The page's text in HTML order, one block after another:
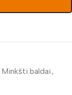
Minkšti baldai ,